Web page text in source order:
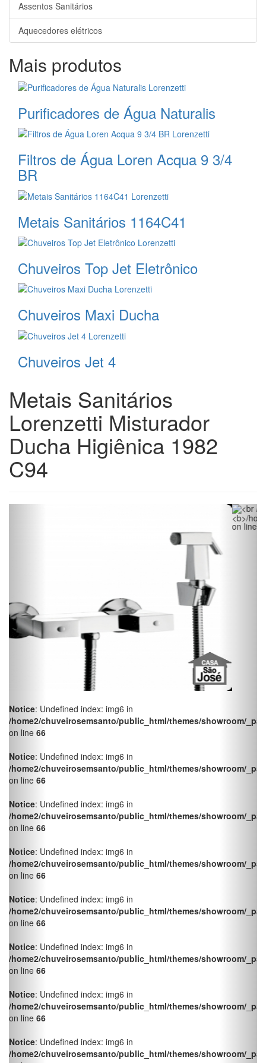
Assentos Sanitários
Aquecedores elétricos
Mais produtos
Purificadores de Água Naturalis
Filtros de Água Loren Acqua 9 3/4
BR
Metais Sanitários 1164C41
Chuveiros Top Jet Eletrônico
Chuveiros Maxi Ducha
Chuveiros Jet 4
Metais Sanitários
Lorenzetti Misturador
Ducha Higiênica 1982
C94
/home2/chuveirosemsanto/public_html/themes/showroom/
: Undefined index: img6 in
/home2/chuveirosemsanto/public_html/themes/showroom/
on line66
Notice
: Undefined index: img6 in
/home2/chuveirosemsanto/public_html/themes/showroom/
: Undefined index: img6 in
on line66
Notice : Undefined index: img6 in
on line66
Notice : Undefined index: img6 in
on line66
Notice : Undefined index: img6 in
on line66
Notice : Undefined index: img6 in
on line66
Notice : Undefined index: img6 in
on line66
Notice : Undefined index: img6 in
on line66
Notice : Undefined index: img6 in
on line66